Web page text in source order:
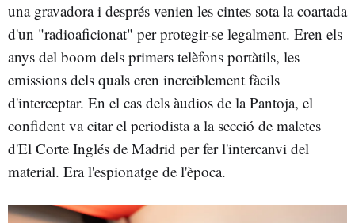
una gravadora i després venien les cintes sota la coartada
d'un "radioaficionat" per protegir-se legalment. Eren els
anys del boom dels primers telèfons portàtils, les
emissions dels quals eren increïblement fàcils
d'interceptar. En el cas dels àudios de la Pantoja, el
confident va citar el periodista a la secció de maletes
d'El Corte Inglés de Madrid per fer l'intercanvi del
material. Era l'espionatge de l'època.